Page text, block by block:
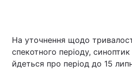
На уточнення щодо
спекотного періоду,
йдеться про період до 15